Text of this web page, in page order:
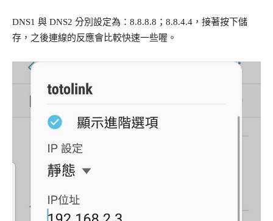
DNS1 與 DNS2 分別設定為：8.8.8.8；8.8.4.4，接著按下儲
存，之後連線的反應會比較快速一些喔。